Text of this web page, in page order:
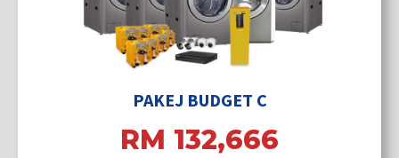
PAKEJ BUDGET C
RM 132,666